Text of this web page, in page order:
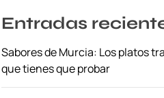
Entradas
Sabores de Murcia: Los platos
que tienes que probar